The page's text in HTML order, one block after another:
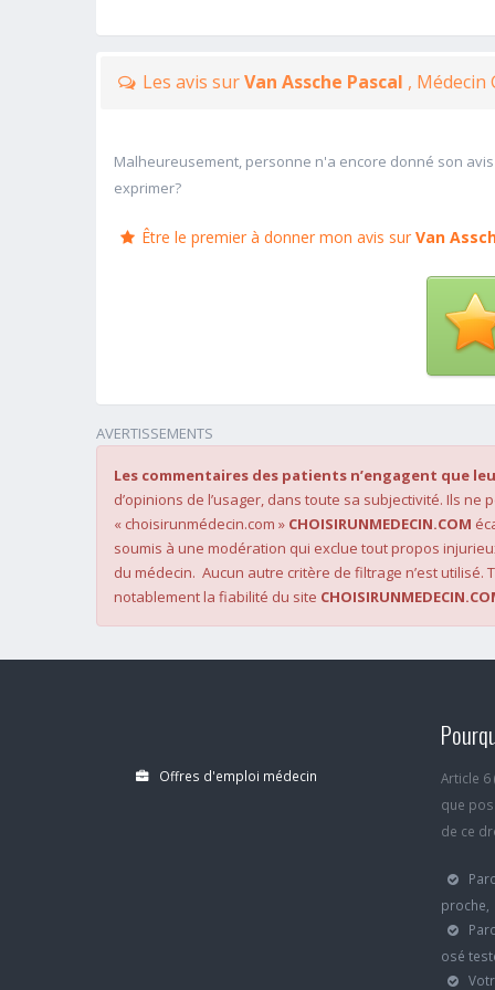
Les avis surVan Assche Pascal , Médecin
Malheureusement, personne n'a encore donné son
exprimer?
Être le premier à donner mon avis sur Van
AVERTISSEMENTS
Les commentaires des patients n’engagent que
d’opinions de l’usager, dans toute sa subjectivité. Ils
« choisirunmédecin.com » CHOISIRUNMEDECIN.COM
soumis à une modération qui exclue tout propos
du médecin. Aucun autre critère de filtrage n’est
notablement la fiabilité du site
Offres d'emploi médecin
Article
que
de ce
proche,
osé